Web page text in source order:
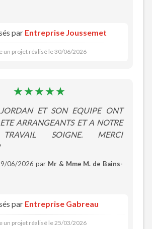
par Entreprise Joussemet
un projet réalisé le 30/06/2026
ET SON EQUIPE ONT
ARRANGEANTS ET A NOTRE
TRAVAIL SOIGNE. MERCI
06/2026 par Mr & Mme M. de Bains-
par Entreprise Gabreau
un projet réalisé le 25/03/2026